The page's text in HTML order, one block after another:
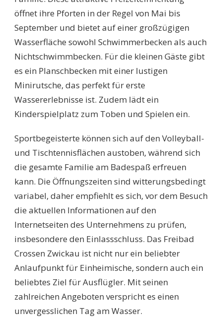
öffnet ihre Pforten in der Regel von Mai bis
September und bietet auf einer großzügigen
Wasserfläche sowohl Schwimmerbecken als auch
Nichtschwimmbecken. Für die kleinen Gäste gibt
es ein Planschbecken mit einer lustigen
Minirutsche, das perfekt für erste
Wassererlebnisse ist. Zudem lädt ein
Kinderspielplatz zum Toben und Spielen ein.
Sportbegeisterte können sich auf den Volleyball-
und Tischtennisflächen austoben, während sich
die gesamte Familie am Badespaß erfreuen
kann. Die Öffnungszeiten sind witterungsbedingt
variabel, daher empfiehlt es sich, vor dem Besuch
die aktuellen Informationen auf den
Internetseiten des Unternehmens zu prüfen,
insbesondere den Einlassschluss. Das Freibad
Crossen Zwickau ist nicht nur ein beliebter
Anlaufpunkt für Einheimische, sondern auch ein
beliebtes Ziel für Ausflügler. Mit seinen
zahlreichen Angeboten verspricht es einen
unvergesslichen Tag am Wasser.